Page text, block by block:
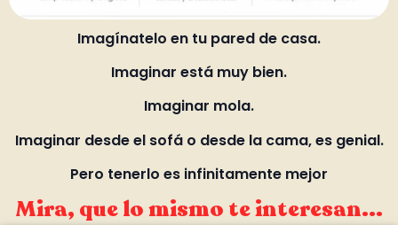
Imagínatelo en tu pared de casa.
Imaginar está muy bien.
Imaginar mola.
Imaginar desde el sofá o desde la cama, es genial.
Pero tenerlo es infinitamente mejor
Mira, que lo mismo te interesan...